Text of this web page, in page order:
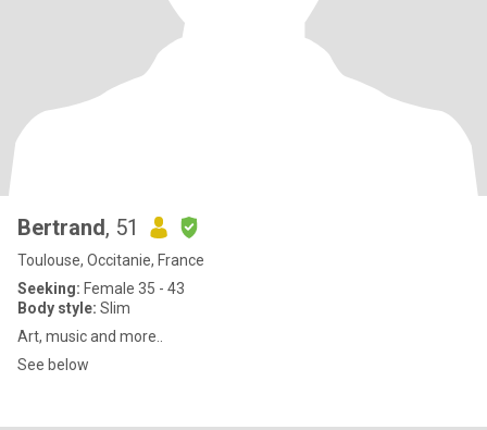
Bertrand, 51
Toulouse, Occitanie, France
Seeking: Female 35 - 43
Body style: Slim
Art, music and more..
See below